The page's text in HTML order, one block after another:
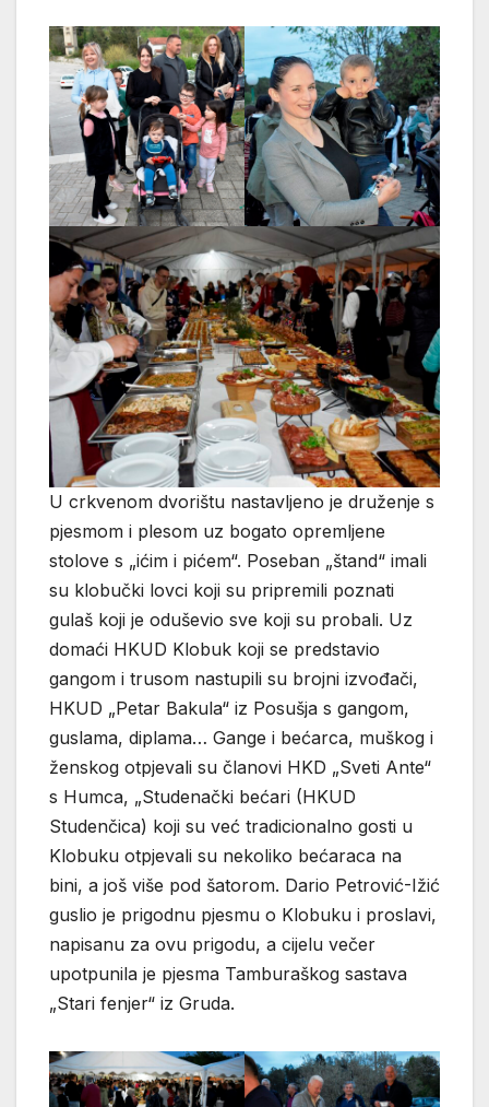
U crkvenom dvorištu nastavljeno je druženje s
pjesmom i plesom uz bogato opremljene
stolove s „ićim i pićem“. Poseban „štand“ imali
su klobučki lovci koji su pripremili poznati
gulaš koji je oduševio sve koji su probali. Uz
domaći HKUD Klobuk koji se predstavio
gangom i trusom nastupili su brojni izvođači,
HKUD „Petar Bakula“ iz Posušja s gangom,
guslama, diplama… Gange i bećarca, muškog i
ženskog otpjevali su članovi HKD „Sveti Ante“
s Humca, „Studenački bećari (HKUD
Studenčica) koji su već tradicionalno gosti u
Klobuku otpjevali su nekoliko bećaraca na
bini, a još više pod šatorom. Dario Petrović-Ižić
guslio je prigodnu pjesmu o Klobuku i proslavi,
napisanu za ovu prigodu, a cijelu večer
upotpunila je pjesma Tamburaškog sastava
„Stari fenjer“ iz Gruda.